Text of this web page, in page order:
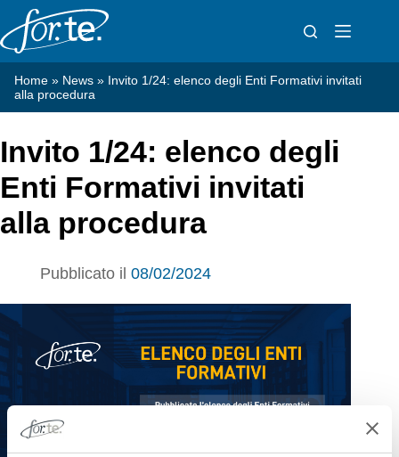
Salta
al
contenuto
Home » News » Invito 1/24: elenco degli Enti Formativi invitati
alla procedura
Invito 1/24: elenco degli
Enti Formativi invitati
alla procedura
Pubblicato il 08/02/2024